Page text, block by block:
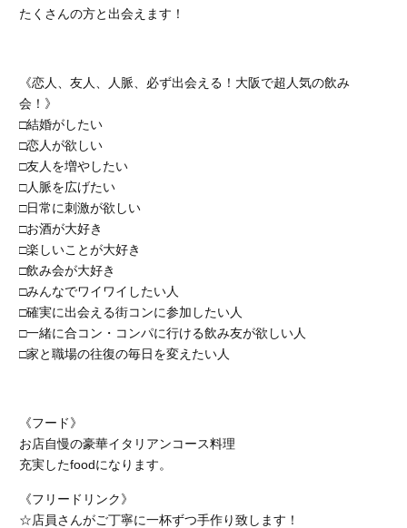
たくさんの方と出会えます！
《恋人、友人、人脈、必ず出会える！大阪で超人気の飲み
会！》
□結婚がしたい
□恋人が欲しい
□友人を増やしたい
□人脈を広げたい
□日常に刺激が欲しい
□お酒が大好き
□楽しいことが大好き
□飲み会が大好き
□みんなでワイワイしたい人
□確実に出会える街コンに参加したい人
□一緒に合コン・コンパに行ける飲み友が欲しい人
□家と職場の往復の毎日を変えたい人
《フード》
お店自慢の豪華イタリアンコース料理
充実したfoodになります。
《フリードリンク》
☆店員さんがご丁寧に一杯ずつ手作り致します！